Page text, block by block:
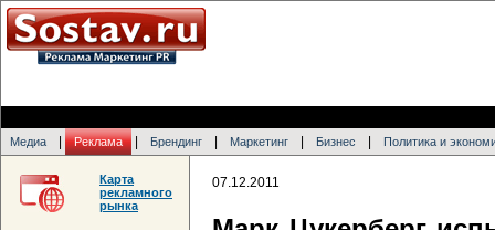
Медиа Реклама Брендинг Маркетинг Бизнес Политика и
07.12.2011
Карта
рекламного
рынка